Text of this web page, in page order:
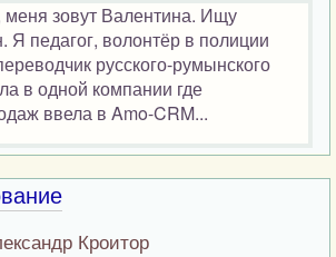
меня зовут Валентина. Ищу
Я педагог, волонтёр в полиции
русского-румынского
в одной компании где
ввела в Amo-CRM...
Кроитор